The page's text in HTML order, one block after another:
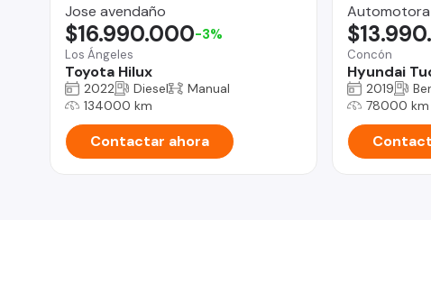
Jose avendaño
Los Ángeles
Toyota Hilux
$16.990.000-3%
2022 Diesel
Manual
134000 km
Contactar ahora
Automotora
Concón
Hyundai
2019
78000 km